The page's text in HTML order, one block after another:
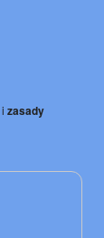
i zasady